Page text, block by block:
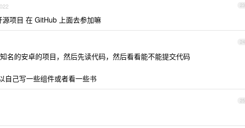
23
项目 在 GitHub 上面去参加嘛
24
名的安卓的项目，然后先读代码，然后看看能不能提交代码
自己写一些组件或者看一些书
25